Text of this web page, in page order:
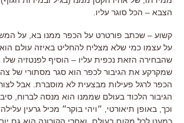
הצבא – הכל סוגר עליו.
קשוע – שכתב פורטרט על הכפר ממנו בא על
על עצמו כמי שלא מצליח להחליט באיזה עולם
שהבחירה הזאת נכפית עליו – הוסיף לפנטזיה שלו
שמקרקע את הגיבור לכפר הוא סגר מסתורי של
הכפר לרגל פעילות מבצעית לא מוסברת אבל
הגיבור הלכוד בעולם שממנו הוא מנסה לברוח
וכך באופן תיאורטי
״ויהי בוקר״ מכיל גרעין
כמעט לכל מקום בעולם
ואחרי הקורונה הוא גם